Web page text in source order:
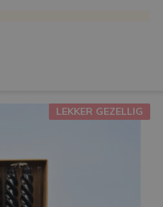
LEKKER GEZELLIG